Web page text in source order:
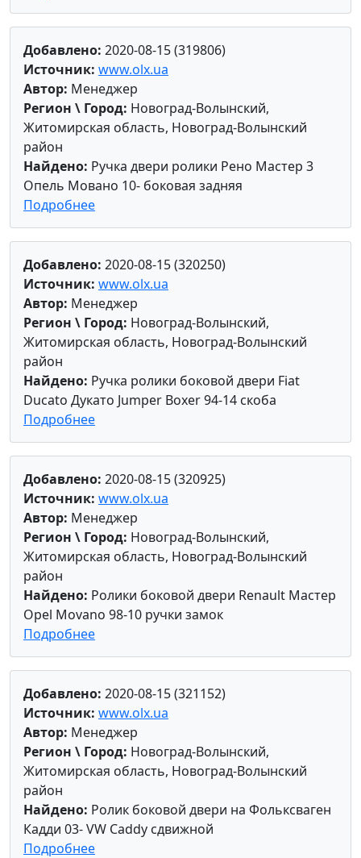
Добавлено: 2020-08-15 (319806)
Источник: www.olx.ua
Автор: Менеджер
Регион \ Город: Новоград-Волынский,
Житомирская область, Новоград-Волынский
район
Найдено: Ручка двери ролики Рено Мастер 3
Опель Мовано 10- боковая задняя
Подробнее
Добавлено: 2020-08-15 (320250)
Источник: www.olx.ua
Автор: Менеджер
Регион \ Город: Новоград-Волынский,
Житомирская область, Новоград-Волынский
район
Найдено: Ручка ролики боковой двери Fiat
Ducato Дукато Jumper Boxer 94-14 скоба
Подробнее
Добавлено: 2020-08-15 (320925)
Источник: www.olx.ua
Автор: Менеджер
Регион \ Город: Новоград-Волынский,
Житомирская область, Новоград-Волынский
район
Найдено: Ролики боковой двери Renault Мастер
Opel Movano 98-10 ручки замок
Подробнее
Добавлено: 2020-08-15 (321152)
Источник: www.olx.ua
Автор: Менеджер
Регион \ Город: Новоград-Волынский,
Житомирская область, Новоград-Волынский
район
Найдено: Ролик боковой двери на Фольксваген
Кадди 03- VW Caddy сдвижной
Подробнее